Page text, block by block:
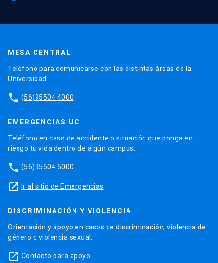
MESA CENTRAL
Teléfono para comunicarse con las distintas áreas de la
Universidad.
phone (56)95504 4000
EMERGENCIAS UC
Teléfono en caso de accidente o situación que ponga en
riesgo tu vida dentro de algún campus.
phone (56)95504 5000
launch Ir al sitio de Emergencias
DISCRIMINACIÓN Y VIOLENCIA
Orientación y apoyo en casos de discriminación, violencia de
género o violencia sexual.
launch Contacto para apoyo